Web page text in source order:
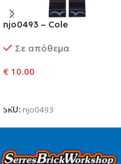
njo0493 – Cole
Σε απόθεμα
€ 10.00
SKU: njo0493